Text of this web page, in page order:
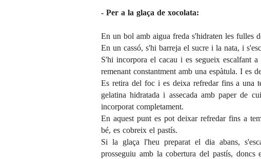
- Per a la glaça de xocolata:
En un bol amb aigua freda s'hidraten les fulles
En un cassó, s'hi barreja el sucre i la nata, i
S'hi incorpora el cacau i es segueix escalfant
remenant constantment amb una espàtula. I es
Es retira del foc i es deixa refredar fins a una
gelatina hidratada i assecada amb paper de
incorporat completament.
En aquest punt es pot deixar refredar fins a
bé, es cobreix el pastís.
Si la glaça l'heu preparat el dia abans,
prosseguiu amb la cobertura del pastís, doncs